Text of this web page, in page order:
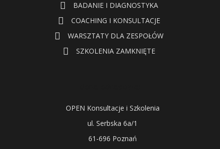
BADANIE I DIAGNOSTYKA
COACHING I KONSULTACJE
WARSZTATY DLA ZESPOŁÓW
SZKOLENIA ZAMKNIĘTE
OPEN Konsultacje i Szkolenia
ul. Serbska 6a/1
61-696 Poznań